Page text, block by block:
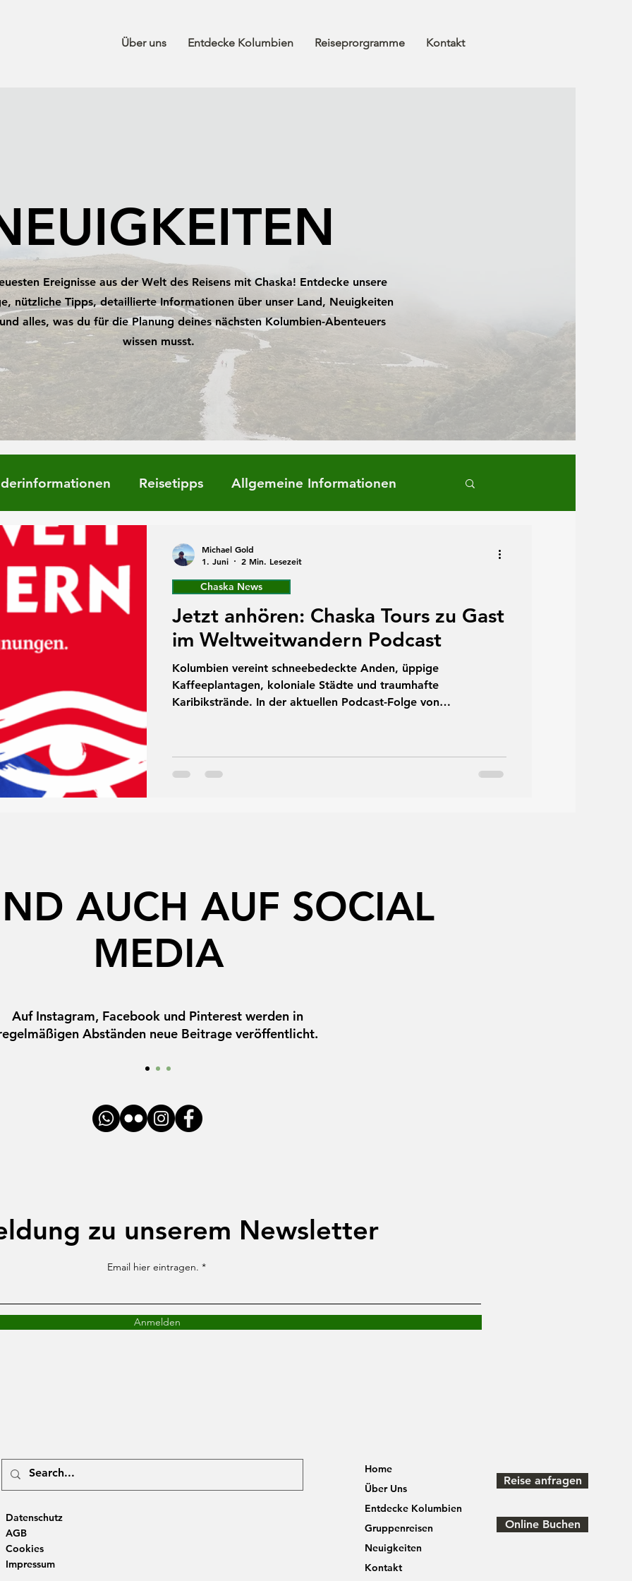
Über uns Entdecke Kolumbien Reiseprorgramme Kontakt
Ereignisse aus der Welt des Reisens mit Chaska! Entdecke unsere
nützliche Tipps, detaillierte Informationen über unser Land, Neuigkeiten
alles, was du für die Planung deines nächsten Kolumbien-Abenteuers
wissen musst.
Reisetipps Allgemeine Informationen
Jetzt anhören: Chaska Tours zu Gast
im Weltweitwandern Podcast
Kolumbien vereint schneebedeckte Anden, üppige
Kaffeeplantagen, koloniale Städte und traumhafte
Karibikstrände. In der aktuellen Podcast-Folge von
der faszinierendsten Reiseziele Südamerikas.
Chaska News
Michael Gold
1. Juni
2 Min. Lesezeit
AUCH AUF SOCIAL
MEDIA
Auf Instagram, Facebook und Pinterest werden in
Abständen neue Beitrage veröffentlicht.
zu unserem Newsletter
Email hier eintragen.
Anmelden
Datenschutz
AGB
Cookies
Impressum
Home
Über Uns
Entdecke Kolumbien
Gruppenreisen
Neuigkeiten
Kontakt
Reise anfragen
Online Buchen